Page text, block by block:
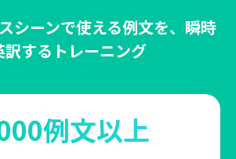
シーンで使える例文を、瞬時
訳するトレーニング
例文以上